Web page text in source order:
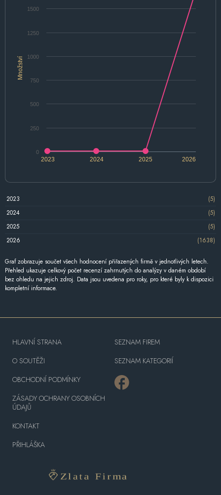
Množství
2024 2026
2023 2025
0
250
500
750
1000
1250
1500
2023
(5)
2024
(5)
2025
(5)
2026
(1638)
Graf zobrazuje součet všech hodnocení přiřazených firmě v jednotlivých letech.
Přehled ukazuje celkový počet recenzí zahrnutých do analýzy v daném období
bez ohledu na jejich zdroj. Data jsou uvedena pro roky, pro které byly k dispozici
kompletní informace.
HLAVNÍ STRANA
O SOUTĚŽI
OBCHODNÍ PODMÍNKY
ZÁSADY OCHRANY OSOBNÍCH
ÚDAJŮ
KONTAKT
PŘIHLÁŠKA
SEZNAM FIREM
SEZNAM KATEGORIÍ